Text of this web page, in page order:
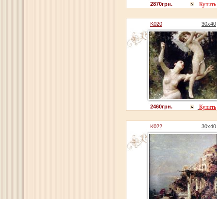
2870грн. Купить
K020 30x40
2460грн. Купить
K022 30x40